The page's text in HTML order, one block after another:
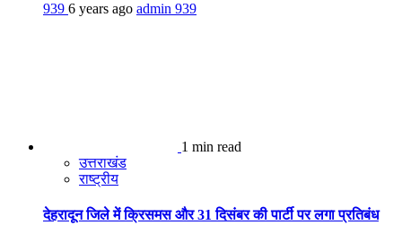
939 6 years ago admin 939
1 min read
उत्तराखंड
राष्ट्रीय
देहरादून जिले में क्रिसमस और 31 दिसंबर की पार्टी पर लगा प्रतिबंध